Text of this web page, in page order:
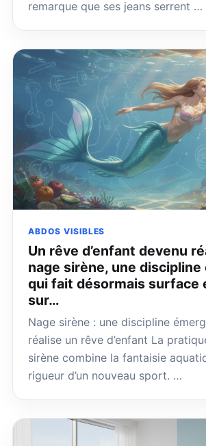
remarque que ses jeans serrent …
ABDOS VISIBLES
Un rêve d’enfant devenu
nage sirène, une
qui fait désormais surface
sur…
Nage sirène : une discipline
réalise un rêve d’enfant La
sirène combine la fantaisie
rigueur d’un nouveau sport. …